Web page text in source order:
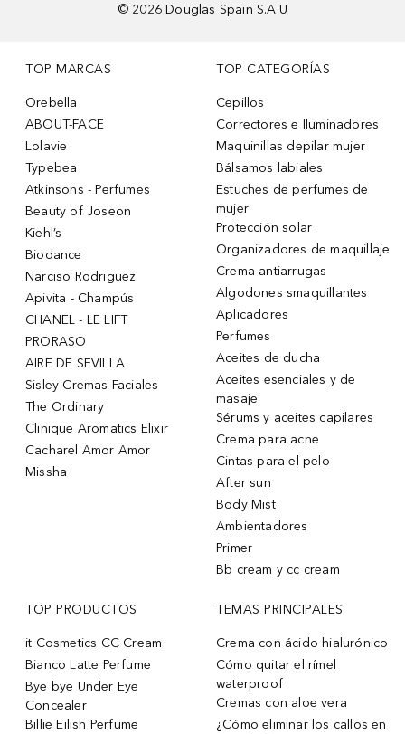
© 2026 Douglas Spain S.A.U
TOP MARCAS
Orebella
ABOUT-FACE
Lolavie
Typebea
Atkinsons - Perfumes
Beauty of Joseon
Kiehl’s
Biodance
Narciso Rodriguez
Apivita - Champús
CHANEL - LE LIFT
PRORASO
AIRE DE SEVILLA
Sisley Cremas Faciales
The Ordinary
Clinique Aromatics Elixir
Cacharel Amor Amor
Missha
TOP CATEGORÍAS
Cepillos
Correctores e Iluminadores
Maquinillas depilar mujer
Bálsamos labiales
Estuches de perfumes de
mujer
Protección solar
Organizadores de maquillaje
Crema antiarrugas
Algodones smaquillantes
Aplicadores
Perfumes
Aceites de ducha
Aceites esenciales y de
masaje
Sérums y aceites capilares
Crema para acne
Cintas para el pelo
After sun
Body Mist
Ambientadores
Primer
Bb cream y cc cream
TOP PRODUCTOS
it Cosmetics CC Cream
Bianco Latte Perfume
Bye bye Under Eye
Concealer
Billie Eilish Perfume
TEMAS PRINCIPALES
Crema con ácido hialurónico
Cómo quitar el rímel
waterproof
Cremas con aloe vera
¿Cómo eliminar los callos en